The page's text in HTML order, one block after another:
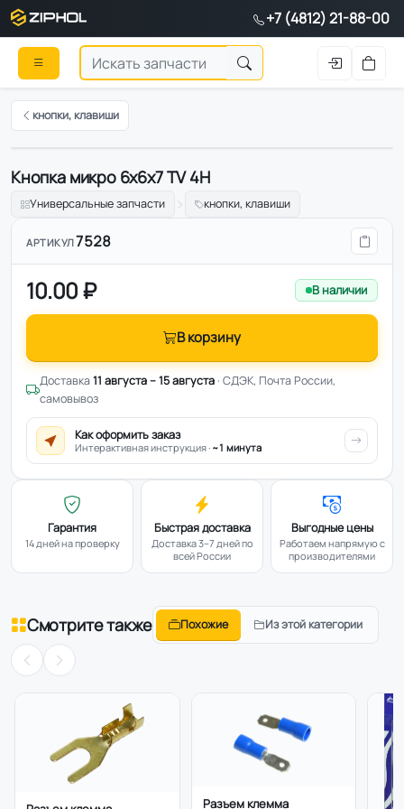
+7 (4812) 21-88-00
кнопки, клавиши
Кнопка микро 6х6х7 TV 4H
Универсальные запчасти кнопки, клавиши
АРТИКУЛ7528
10.00 ₽ В наличии
В корзину
Доставка11 августа – 15 августа · СДЭК, Почта России,
самовывоз
Как оформить заказ
Интерактивная инструкция · ~1 минута
Гарантия
14 дней на проверку
Быстрая доставка
Доставка 3–7 дней по
всей России
Выгодные цены
Работаем напрямую с
производителями
Смотрите также Похожие Из этой категории
Разъем клемма